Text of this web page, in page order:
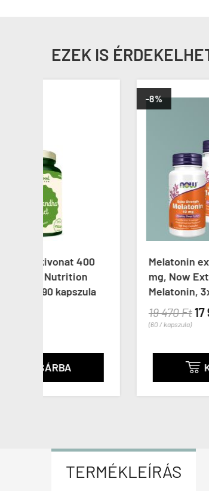
EZEK IS
Melatonin extra dózisú 10
mg, Now Extra Strength
Melatonin, 3x100 kapszula
17 900 Ft
TERMÉKLEÍRÁS